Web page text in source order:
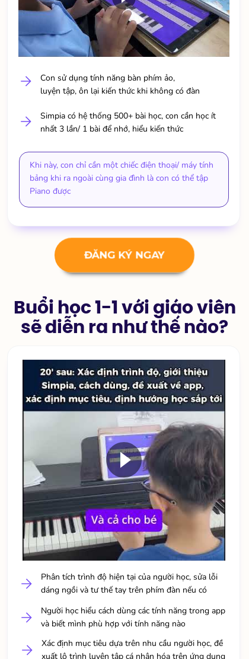
ĐĂNG KÝ NGAY
Con sử dụng tính năng bàn phím ảo,
luyện tập, ôn lại kiến thức khi không có đàn
Simpia có hệ thống 500+ bài học, con cần học ít
nhất 3 lần/ 1 bài để nhớ, hiểu kiến thức
Khi này, con chỉ cần một chiếc điện thoại/ máy tính
bảng khi ra ngoài cùng gia đình là con có thể tập
Piano được
Buổi học 1-1 với giáo viên
sẽ diễn ra như thế nào?
Xác định mục tiêu dựa trên nhu cầu người học, đề
xuất lộ trình luyện tập cá nhân hóa trên ứng dụng
Phân tích trình độ hiện tại của người học, sửa lỗi
dáng ngồi và tư thế tay trên phím đàn nếu có
Người học hiểu cách dùng các tính năng trong app
và biết mình phù hợp với tính năng nào